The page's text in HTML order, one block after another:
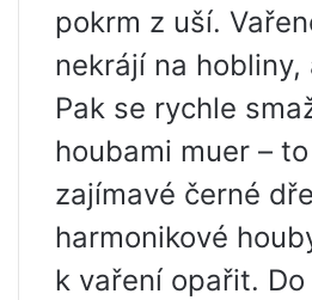
pokrm z uší.
nekrájí na hobliny,
Pak se rychle
houbami muer –
zajímavé černé
harmonikové
k vaření opařit.